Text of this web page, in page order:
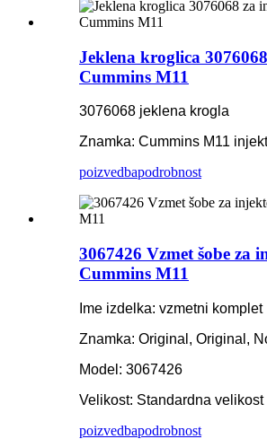
Jeklena kroglica
Cummins M11
3076068 jeklena krogla
Znamka: Cummins M11
poizvedbapodrobnost
3067426 Vzmet šobe za
Cummins M11
Ime izdelka: vzmetni komplet
Znamka: Original, Original,
Model: 3067426
Velikost: Standardna velikost
poizvedbapodrobnost